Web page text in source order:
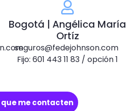
Bogotá | Angélica María
Ortíz
seguros@fedejohnson.com
Fijo: 601 443 11 83 / opción 1
que me contacten